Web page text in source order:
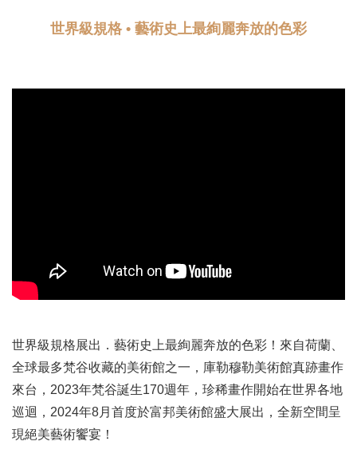
世界級規格 • 藝術史上最絢麗奔放的色彩
世界級規格展出．藝術史上最絢麗奔放的色彩！來自荷蘭、
全球最多梵谷收藏的美術館之一，庫勒穆勒美術館真跡畫作
來台，2023年梵谷誕生170週年，珍稀畫作開始在世界各地
巡迴，2024年8月首度於富邦美術館盛大展出，全新空間呈
現絕美藝術饗宴！